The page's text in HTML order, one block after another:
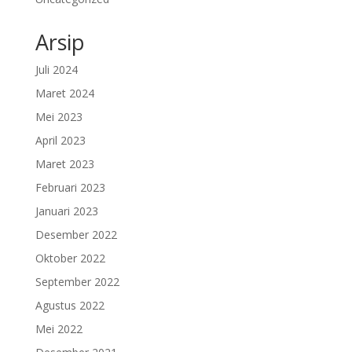
Arsip
Juli 2024
Maret 2024
Mei 2023
April 2023
Maret 2023
Februari 2023
Januari 2023
Desember 2022
Oktober 2022
September 2022
Agustus 2022
Mei 2022